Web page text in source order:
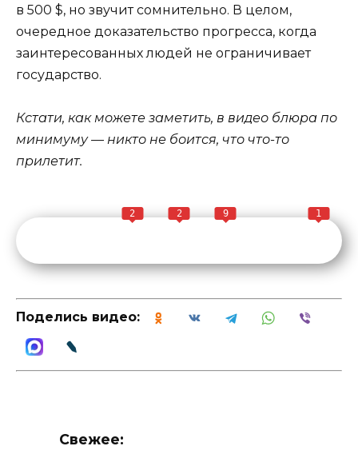
в 500 $, но звучит сомнительно. В целом,
очередное доказательство прогресса, когда
заинтересованных людей не ограничивает
государство.
Кстати, как можете заметить, в видео блюра по
минимуму — никто не боится, что что-то
прилетит.
2 2 9 1
Поделись видео:
Свежее: